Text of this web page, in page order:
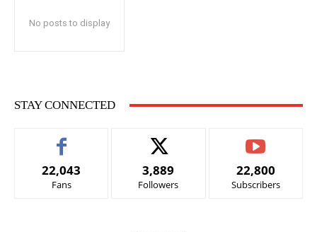
No posts to display
STAY CONNECTED
22,043
Fans
3,889
Followers
22,800
Subscribers